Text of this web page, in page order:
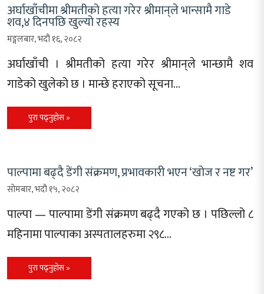
अर्घाखाँचीमा श्रीमतीको हत्या गरेर श्रीमान्‌ले भान्सामै गाडे
शव,४ दिनपछि खुल्यो रहस्य
मङ्गलबार, भदौ १६, २०८२
अर्घाखाँची । श्रीमतीको हत्या गरेर श्रीमान्‌ले भान्छामै शव
गाडेको खुलेको छ । मान्छे हराएको सूचना…
पुरा पढ्नुहोस »
पाल्पामा बढ्दै डेंगी संक्रमण, प्रभावकारी भएन ‘खोज र नष्ट गर’
सोमबार, भदौ १५, २०८२
पाल्पा — पाल्पामा डेंगी संक्रमण बढ्दै गएको छ । पछिल्लो ८
महिनामा पाल्पाका अस्पतालहरुमा २९८…
पुरा पढ्नुहोस »